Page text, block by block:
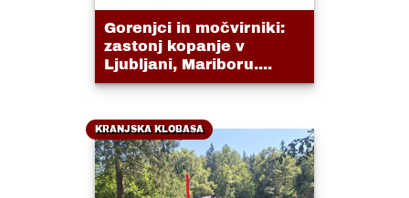
Gorenjci in močvirniki:
zastonj kopanje v
Ljubljani, Mariboru....
KRANJSKA KLOBASA